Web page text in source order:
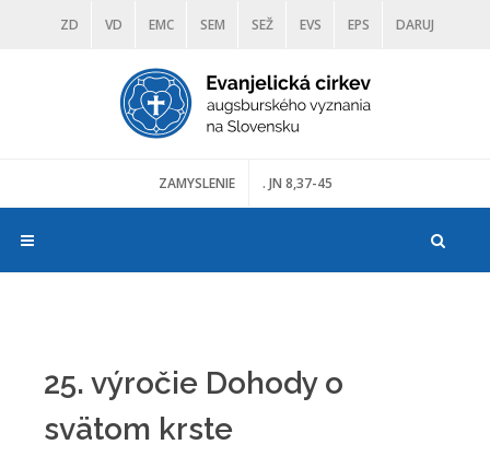
ZD VD EMC SEM SEŽ EVS EPS DARUJ
DIAKONIA ŠKOLY TRANOSCIUS
ZAMYSLENIE . JN 8,37-45
25. výročie Dohody o
svätom krste